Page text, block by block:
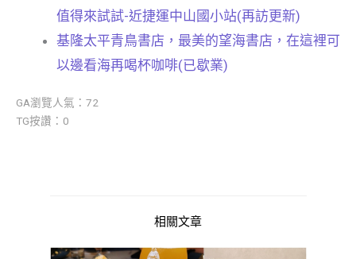
值得來試試-近捷運中山國小站(再訪更新)
基隆太平青鳥書店，最美的望海書店，在這裡可
以邊看海再喝杯咖啡(已歇業)
GA瀏覽人氣：72
TG按讚：0
相關文章